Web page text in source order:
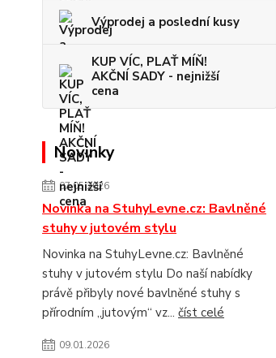
Výprodej a poslední kusy
KUP VÍC, PLAŤ MÍŇ!
AKČNÍ SADY - nejnižší
cena
Novinky
07.05.2026
Novinka na StuhyLevne.cz: Bavlněné
stuhy v jutovém stylu
Novinka na StuhyLevne.cz: Bavlněné
stuhy v jutovém stylu Do naší nabídky
právě přibyly nové bavlněné stuhy s
přírodním „jutovým“ vz... číst celé
09.01.2026